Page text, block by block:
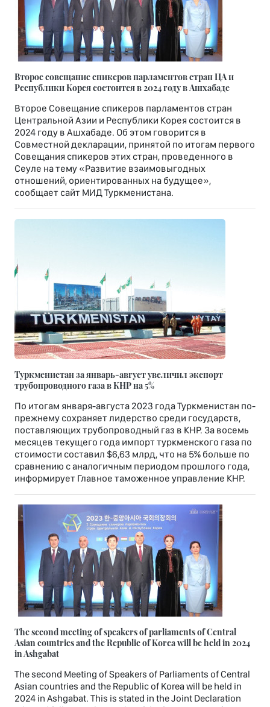
Второе совещание спикеров парламентов стран ЦА и
Республики Корея состоится в 2024 году в Ашхабаде
Второе Совещание спикеров парламентов стран
Центральной Азии и Республики Корея состоится в
2024 году в Ашхабаде. Об этом говорится в
Совместной декларации, принятой по итогам первого
Совещания спикеров этих стран, проведенного в
Сеуле на тему «Развитие взаимовыгодных
отношений, ориентированных на будущее»,
сообщает сайт МИД Туркменистана.
Туркменистан за январь-август увеличил экспорт
трубопроводного газа в КНР на 5%
По итогам января-августа 2023 года Туркменистан по-
прежнему сохраняет лидерство среди государств,
поставляющих трубопроводный газ в КНР. За восемь
месяцев текущего года импорт туркменского газа по
стоимости составил $6,63 млрд, что на 5% больше по
сравнению с аналогичным периодом прошлого года,
информирует Главное таможенное управление КНР.
The second meeting of speakers of parliaments of Central
Asian countries and the Republic of Korea will be held in 2024
in Ashgabat
The second Meeting of Speakers of Parliaments of Central
Asian countries and the Republic of Korea will be held in
2024 in Ashgabat. This is stated in the Joint Declaration